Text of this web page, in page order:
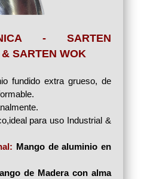
- SARTEN
SARTEN WOK
fundido extra grueso, de
para uso Industrial &
Mango de aluminio en
de Madera con alma